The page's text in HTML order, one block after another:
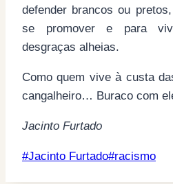
defender brancos ou
se promover e para
desgraças alheias.
Como quem vive à custa
cangalheiro… Buraco com
Jacinto Furtado
Post
#Jacinto Furtado#racismo